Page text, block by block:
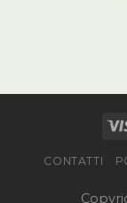
CONTATTI